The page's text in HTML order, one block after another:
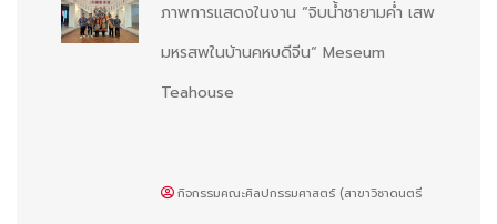
ภาพการแสดงในงาน “จิบน้ำชายามค่ำ เสพ
มหรสพในบ้านคหบดีจีน“ Meseum
Teahouse
กิจกรรมคณะศิลปกรรมศาสตร์ (สาขาวิชาดนตรี